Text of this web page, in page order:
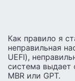
Как правило я
неправильная
UEFI),
система выдает
MBR или GPT.